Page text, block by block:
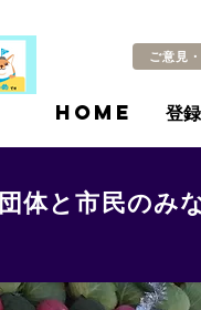
ご意見
HOME 登
体と市民のみ